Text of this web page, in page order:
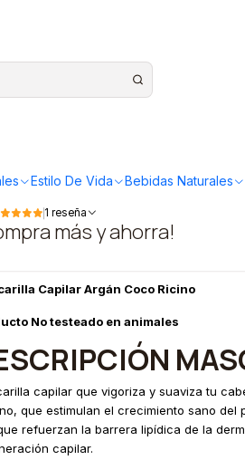
Estilo De Vida Bebidas Naturales
150ml
1 reseña
más y ahorra!
Capilar Argán Coco Ricino
No testeado en animales
capilar que vigoriza y suaviza tu
que estimulan el crecimiento sano del
refuerzan la barrera lipídica de la
capilar.